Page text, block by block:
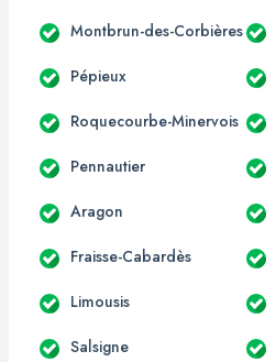
Montbrun-des-Corbières
Pépieux
Roquecourbe-Minervois
Pennautier
Aragon
Fraisse-Cabardès
Limousis
Salsigne